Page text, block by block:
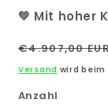
💚 Mit hoher
Normaler
Preis
€4.907,00
Versand wird
Anzahl
Anzahl